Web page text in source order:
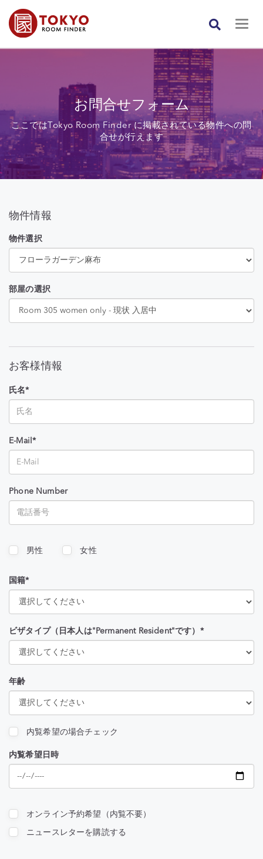
お問合せフォーム
ここではTokyo Room Finder に掲載されている物件への問
合せが行えます
物件情報
物件選択
部屋の選択
お客様情報
氏名*
E-Mail*
Phone Number
男性 女性
国籍*
ビザタイプ（日本人は"Permanent Resident"です）*
年齢
内覧希望の場合チェック
内覧希望日時
オンライン予約希望（内覧不要）
ニュースレターを購読する